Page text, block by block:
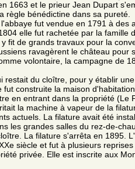
1663 et le prieur Jean Dupart
règle bénédictine dans sa pureté.
fut vendue en 1791 à des
elle fut rachetée par la famille
fit de grands travaux pour la
ravagèrent le château pour
volontaire, la campagne de
restait du cloître, pour y établir
construite la maison
en entrant dans la propriété (Le
la machine à vapeur de la
actuels. La filature avait été
les grandes salles du rez-de-
La filature s'arrêta en 1895.
siècle et fut à plusieurs
privée. Elle est inscrite aux